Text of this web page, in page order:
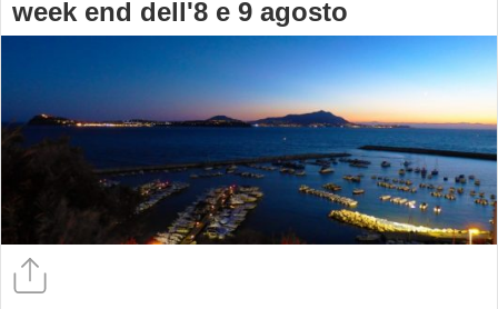
week end dell'8 e 9 agosto